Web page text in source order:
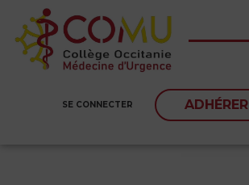
SE CONNECTER ADHÉRER